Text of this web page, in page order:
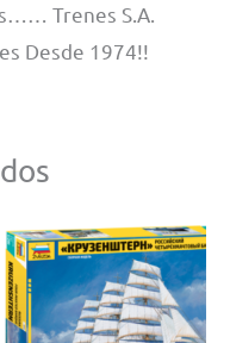
Trenes S.A.
Desde 1974!!